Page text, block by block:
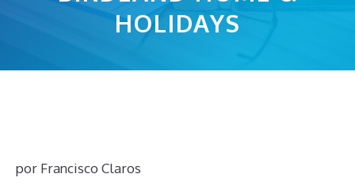
HOLIDAYS
por Francisco Claros